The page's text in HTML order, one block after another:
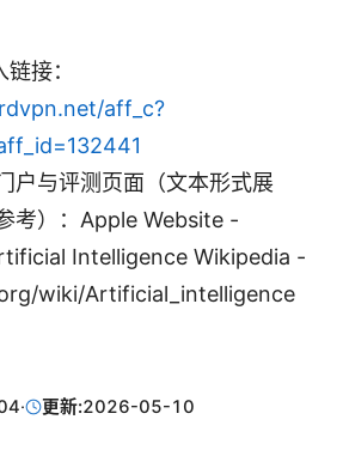
接：
aff_c?
户与评测页面（文本形式展
考）：Apple Website -
Intelligence Wikipedia -
wiki/Artificial_intelligence
· 更新:2026-05-10